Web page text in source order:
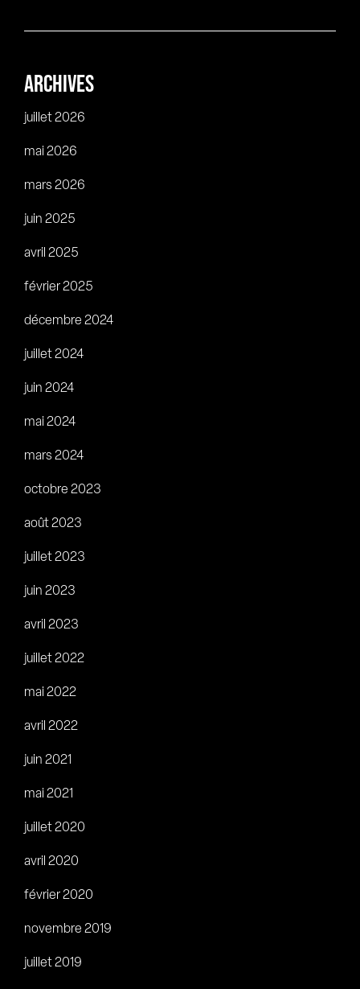
ARCHIVES
juillet 2026
mai 2026
mars 2026
juin 2025
avril 2025
février 2025
décembre 2024
juillet 2024
juin 2024
mai 2024
mars 2024
octobre 2023
août 2023
juillet 2023
juin 2023
avril 2023
juillet 2022
mai 2022
avril 2022
juin 2021
mai 2021
juillet 2020
avril 2020
février 2020
novembre 2019
juillet 2019